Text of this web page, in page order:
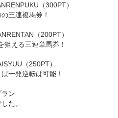
（300PT）
三連複馬券！
（200PT）
狙える三連単馬券！
（250PT）
一発逆転は可能！
ラン
た。